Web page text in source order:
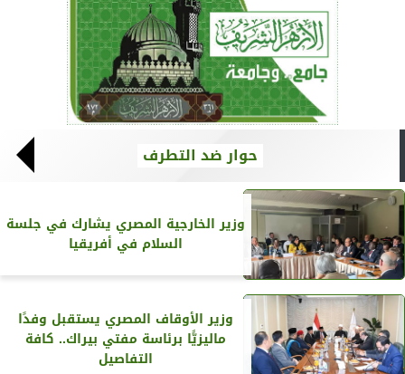
حوار ضد التطرف
وزير الخارجية المصري يشارك في جلسة
السلام في أفريقيا
وزير الأوقاف المصري يستقبل وفدًا
ماليزيًّا برئاسة مفتي بيراك.. كافة
التفاصيل